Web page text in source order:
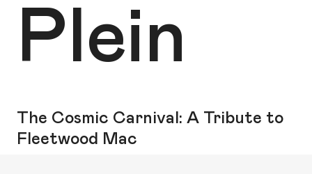
Plein
The Cosmic Carnival: A Tribute to
Fleetwood Mac